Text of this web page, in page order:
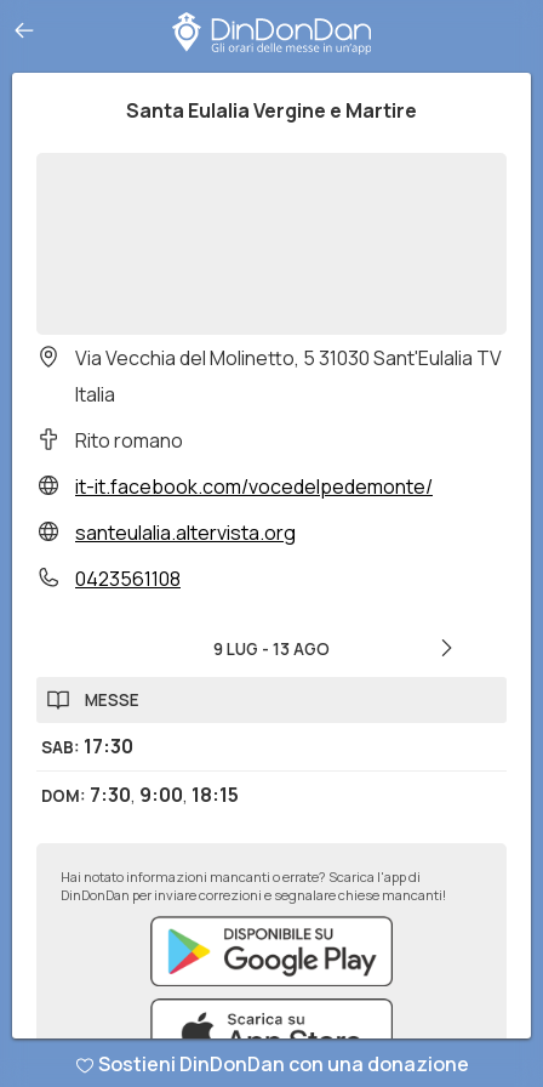
Santa Eulalia Vergine e Martire
Via Vecchia del Molinetto, 5 31030 Sant'Eulalia TV
Italia
Rito romano
it-it.facebook.com/vocedelpedemonte/
santeulalia.altervista.org
0423561108
9 LUG - 13 AGO
MESSE
SAB: 17:30
DOM: 7:30, 9:00, 18:15
Hai notato informazioni mancanti o errate? Scarica l'app di
DinDonDan per inviare correzioni e segnalare chiese mancanti!
Sostieni DinDonDan con una donazione